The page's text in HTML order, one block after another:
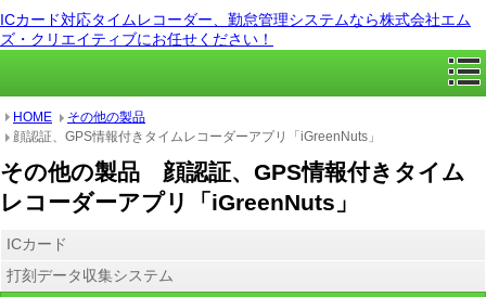
ICカード対応タイムレコーダー、勤怠管理システムなら株式会社エム
ズ・クリエイティブにお任せください！
HOME
その他の製品
顔認証、GPS情報付きタイムレコーダーアプリ「iGreenNuts」
その他の製品 顔認証、GPS情報付きタイム
レコーダーアプリ「iGreenNuts」
ICカード
打刻データ収集システム